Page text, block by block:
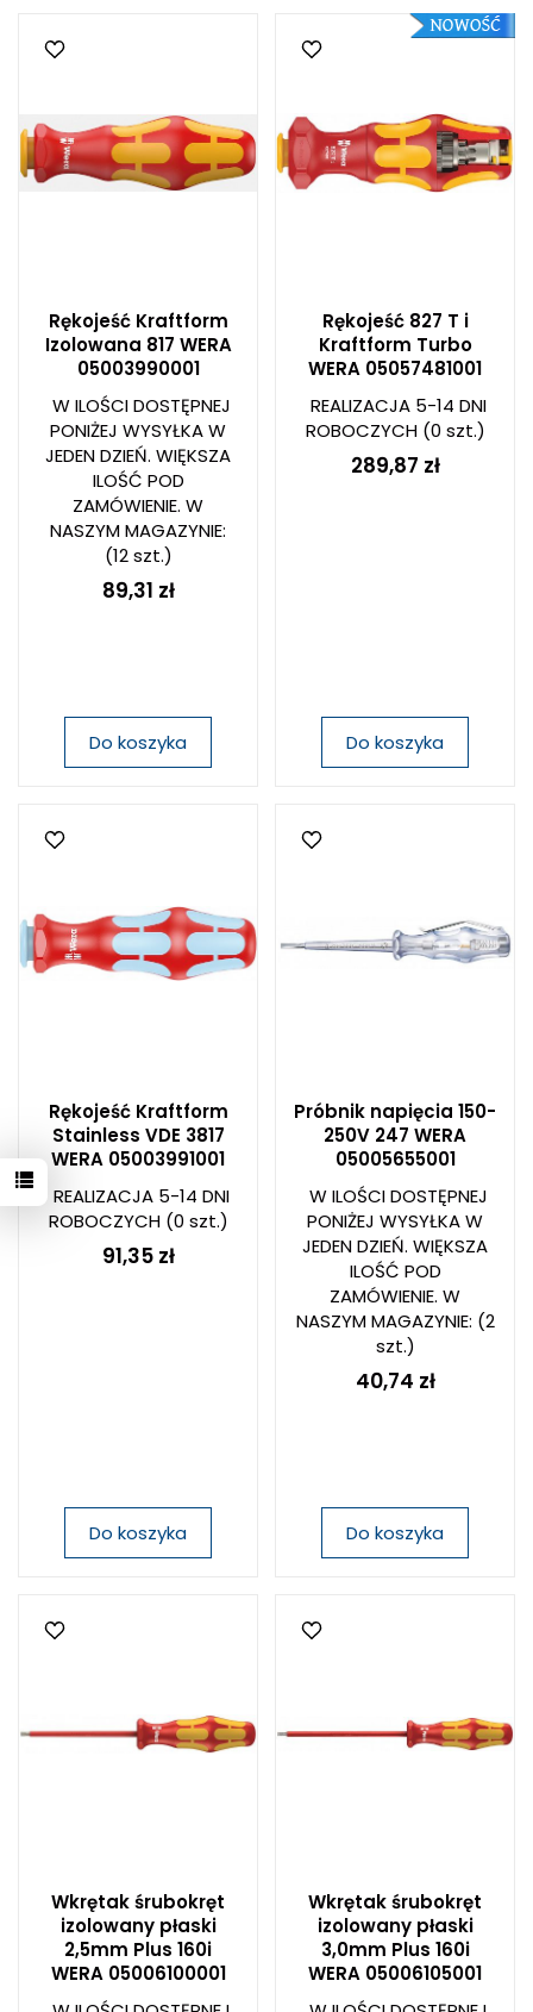
Rękojeść Kraftform
Izolowana 817 WERA
05003990001
W ILOŚCI DOSTĘPNEJ
PONIŻEJ WYSYŁKA W
JEDEN DZIEŃ. WIĘKSZA
ILOŚĆ POD
ZAMÓWIENIE. W
NASZYM MAGAZYNIE:
(12 szt.)
89,31 zł
Do koszyka
Rękojeść 827 T i
Kraftform Turbo
WERA 05057481001
REALIZACJA 5-14 DNI
ROBOCZYCH(0 szt.)
289,87 zł
Do koszyka
Rękojeść Kraftform
Stainless VDE 3817
WERA 05003991001
REALIZACJA 5-14 DNI
ROBOCZYCH(0 szt.)
91,35 zł
Do koszyka
Próbnik napięcia 150-
250V 247 WERA
05005655001
W ILOŚCI DOSTĘPNEJ
PONIŻEJ WYSYŁKA W
JEDEN DZIEŃ. WIĘKSZA
ILOŚĆ POD
ZAMÓWIENIE. W
NASZYM MAGAZYNIE: (2
szt.)
40,74 zł
Do koszyka
Wkrętak śrubokręt
izolowany płaski
2,5mm Plus 160i
WERA 05006100001
Wkrętak śrubokręt
izolowany płaski
3,0mm Plus 160i
WERA 05006105001